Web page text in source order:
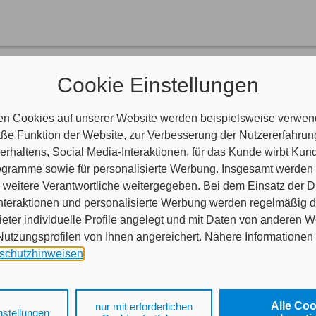
Cookie Einstellungen
Cookies auf unserer Website werden beispielsweise
Funktion der Website, zur Verbesserung der
Social Media-Interaktionen, für das Kunde wirbt
sowie für personalisierte Werbung. Insgesamt werden
Verantwortliche weitergegeben. Bei dem Einsatz der
und personalisierte Werbung werden regelmäßig
individuelle Profile angelegt und mit Daten von anderen
von Ihnen angereichert. Nähere
sowohl der Speicherung der notwendigen
Alle
nur mit erforderlichen
helfen?
Fragen?
Termin bei uns buchen?
Buchungstool.